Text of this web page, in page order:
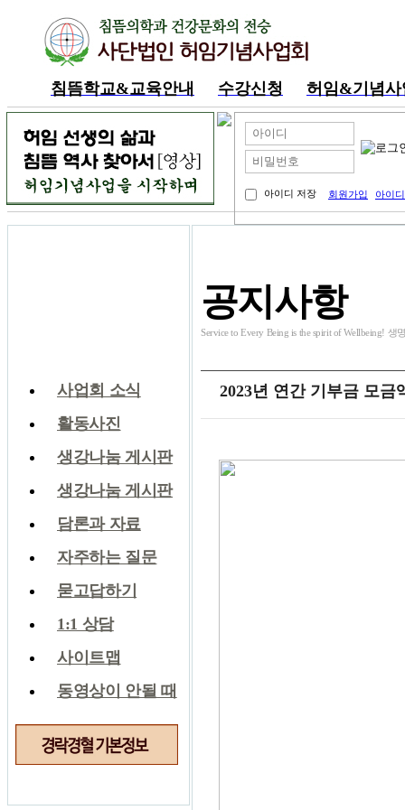
침뜸학교&교육안내 수강신청
허임&기념사
아이디 저장 회원가입 아이
사업회 소식
활동사진
생강나눔 게시판
생강나눔 게시판
담론과 자료
자주하는 질문
묻고답하기
1:1 상담
사이트맵
동영상이 안될 때
공지사항
Service to Every Being is the spirit of Wellbeing!
2023년 연간 기부금 모금